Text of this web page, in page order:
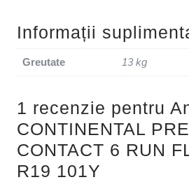
Informații
Greutate 13 kg
1 recenzie pentru
CONTINENTAL
CONTACT 6 RUN
R19 101Y